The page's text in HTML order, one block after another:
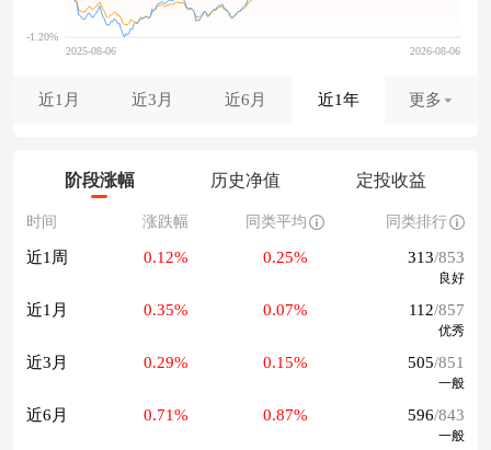
近1月 近3月 近6月 近1年 更多
阶段涨幅 历史净值 定投收益
时间 涨跌幅 同类平均 同类排行
近1周 0.12% 0.25% 313/853
良好
近1月 0.35% 0.07% 112/857
优秀
近3月 0.29% 0.15% 505/851
一般
近6月 0.71% 0.87% 596/843
一般